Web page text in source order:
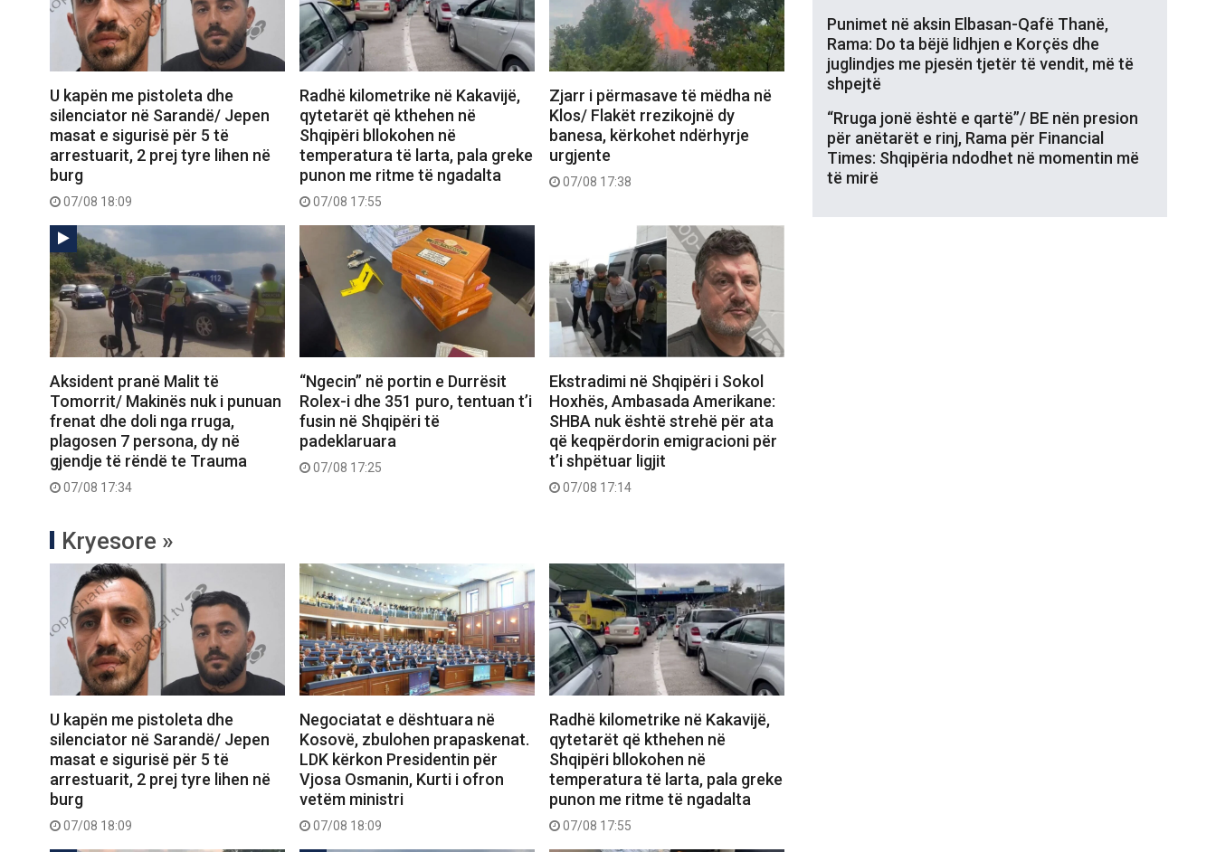
U kapën me pistoleta dhe
silenciator në Sarandë/ Jepen
masat e sigurisë për 5 të
arrestuarit, 2 prej tyre lihen në
burg
07/08 18:09
Radhë kilometrike në Kakavijë,
qytetarët që kthehen në
Shqipëri bllokohen në
temperatura të larta, pala greke
punon me ritme të ngadalta
07/08 17:55
Zjarr i përmasave të mëdha në
Klos/ Flakët rrezikojnë dy
banesa, kërkohet ndërhyrje
urgjente
07/08 17:38
Aksident pranë Malit të
Tomorrit/ Makinës nuk i punuan
frenat dhe doli nga rruga,
plagosen 7 persona, dy në
gjendje të rëndë te Trauma
07/08 17:34
“Ngecin” në portin e Durrësit
Rolex-i dhe 351 puro, tentuan t’i
fusin në Shqipëri të
padeklaruara
07/08 17:25
Ekstradimi në Shqipëri i Sokol
Hoxhës, Ambasada Amerikane:
SHBA nuk është strehë për ata
që keqpërdorin emigracioni për
t’i shpëtuar ligjit
07/08 17:14
Kryesore »
U kapën me pistoleta dhe
silenciator në Sarandë/ Jepen
masat e sigurisë për 5 të
arrestuarit, 2 prej tyre lihen në
burg
07/08 18:09
Negociatat e dështuara në
Kosovë, zbulohen prapaskenat.
LDK kërkon Presidentin për
Vjosa Osmanin, Kurti i ofron
vetëm ministri
07/08 18:09
Radhë kilometrike në Kakavijë,
qytetarët që kthehen në
Shqipëri bllokohen në
temperatura të larta, pala greke
punon me ritme të ngadalta
07/08 17:55
Punimet në aksin Elbasan-Qafë Thanë,
Rama: Do ta bëjë lidhjen e Korçës dhe
juglindjes me pjesën tjetër të vendit, më të
shpejtë
“Rruga jonë është e qartë”/ BE nën presion
për anëtarët e rinj, Rama për Financial
Times: Shqipëria ndodhet në momentin më
të mirë